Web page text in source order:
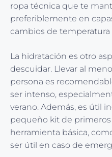
ropa técnica que te
preferiblemente en
cambios de
La hidratación es otro
descuidar. Llevar al
persona es
ser intenso,
verano. Además, es útil
pequeño kit de primeros
herramienta básica,
ser útil en caso de